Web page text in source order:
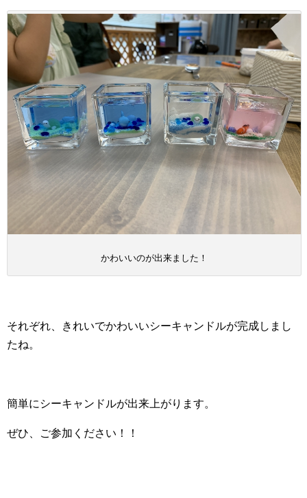
かわいいのが出来ました！
それぞれ、きれいでかわいいシーキャンドルが完成しまし
たね。
簡単にシーキャンドルが出来上がります。
ぜひ、ご参加ください！！